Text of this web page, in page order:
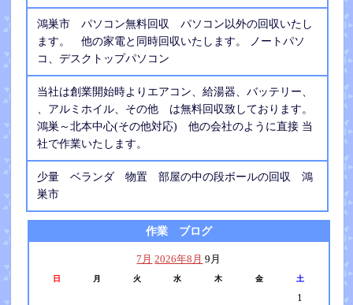
鴻巣市 パソコン無料回収 パソコン以外の回収いたし
ます。 他の家電と同時回収いたします。 ノートパソ
コ、デスクトップパソコン
当社は創業開始時よりエアコン、給湯器、バッテリー、
、アルミホイル、その他 は無料回収致しております。
鴻巣～北本中心(その他対応) 他の会社のように直接 当
社で作業いたします。
少量 ベランダ 物置 部屋の中の段ボールの回収 鴻
巣市
作業 ブログ
7月 2026年8月 9月
日 月 火 水 木 金 土
1